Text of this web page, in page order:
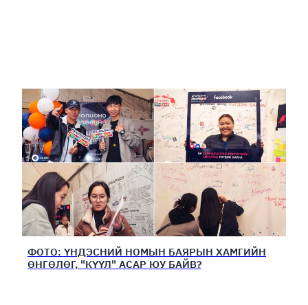
ФОТО: ҮНДЭСНИЙ НОМЫН БАЯРЫН ХАМГИЙН
ӨНГӨЛӨГ, "КҮҮЛ" АСАР ЮУ БАЙВ?